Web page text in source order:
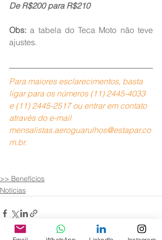
De R$200 para R$210
Obs: a tabela do Teca Moto não teve
ajustes.
Para maiores esclarecimentos, basta
ligar para os números (11) 2445-4033
e (11) 2445-2517 ou entrar em contato
através do e-mail
mensalistas.aeroguarulhos@estapar.co
m.br.
>> Benefícios
Notícias